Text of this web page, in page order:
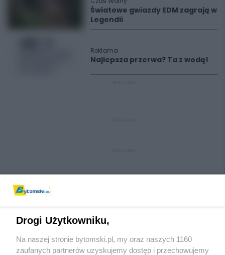
Światowe gwiazdy EDM zagrają w
Legendii
Reklama
Najlepsza przerwa? Ta z wodą!
Wydawca mediów lokalnych
Drogi Użytkowniku,
Na naszej stronie bytomski.pl, my oraz naszych 1160
zaufanych partnerów uzyskujemy dostęp i przechowujemy